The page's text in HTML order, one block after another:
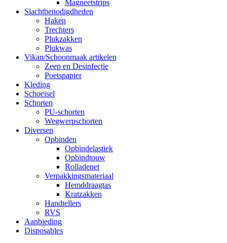
Magneetstrips
Slachtbenodigdheden
Haken
Trechters
Plukzakken
Plukwas
Vikan/Schoonmaak artikelen
Zeep en Desinfectie
Poetspapier
Kleding
Schoeisel
Schorten
PU-schorten
Wegwerpschorten
Diversen
Opbinden
Opbindelastiek
Opbindtouw
Rolladenet
Verpakkingsmateriaal
Hemddraagtas
Kratzakken
Handtellers
RVS
Aanbieding
Disposables